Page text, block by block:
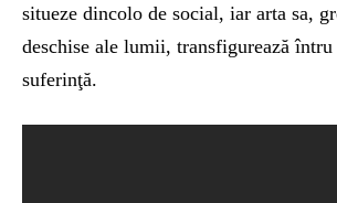
situeze dincolo de social, iar arta sa,
deschise ale lumii, transfigurează întru
suferinţă.